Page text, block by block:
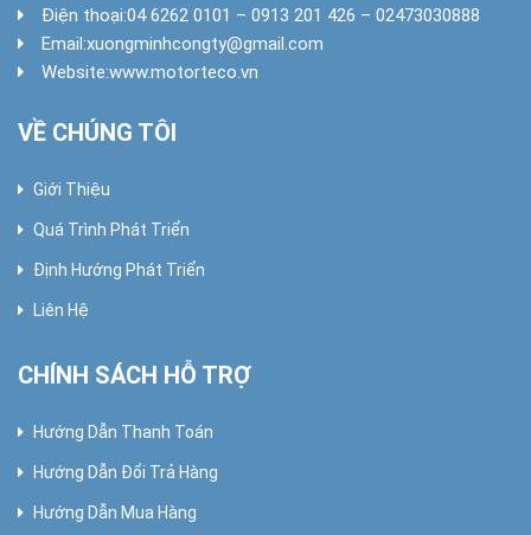
Điện thoại:04 6262 0101 – 0913 201 426 – 02473030888
Email:xuongminhcongty@gmail.com
Website:www.motorteco.vn
VỀ CHÚNG TÔI
Giới Thiệu
Quá Trình Phát Triển
Định Hướng Phát Triển
Liên Hệ
CHÍNH SÁCH HỖ TRỢ
Hướng Dẫn Thanh Toán
Hướng Dẫn Đổi Trả Hàng
Hướng Dẫn Mua Hàng